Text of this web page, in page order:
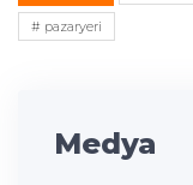
# pazaryeri
Medya